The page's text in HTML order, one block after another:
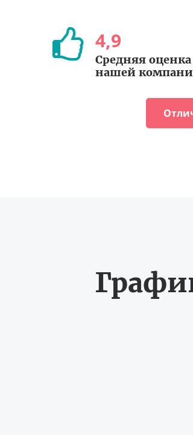
4,9
Средняя оценка
нашей